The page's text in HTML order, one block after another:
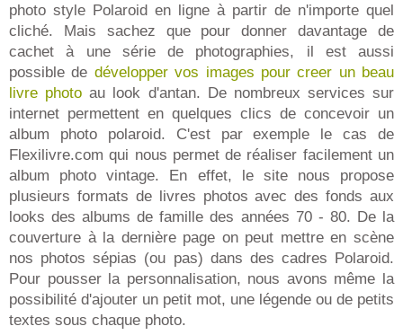
photo style Polaroid en ligne à partir de n'importe quel
cliché. Mais sachez que pour donner davantage de
cachet à une série de photographies, il est aussi
possible de développer vos images pour creer un beau
livre photo au look d'antan. De nombreux services sur
internet permettent en quelques clics de concevoir un
album photo polaroid. C'est par exemple le cas de
Flexilivre.com qui nous permet de réaliser facilement un
album photo vintage. En effet, le site nous propose
plusieurs formats de livres photos avec des fonds aux
looks des albums de famille des années 70 - 80. De la
couverture à la dernière page on peut mettre en scène
nos photos sépias (ou pas) dans des cadres Polaroid.
Pour pousser la personnalisation, nous avons même la
possibilité d'ajouter un petit mot, une légende ou de petits
textes sous chaque photo.